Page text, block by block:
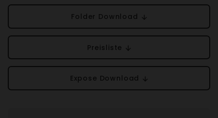
Folder Down­load
Preis­liste
Expose Down­load